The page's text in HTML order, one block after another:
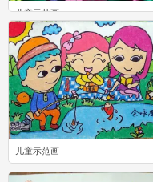
儿童示范画
0
儿童示范画
1